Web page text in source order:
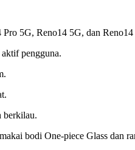
5G, Reno14 5G, dan
pengguna.
berkilau.
bodi One-piece Glass dan